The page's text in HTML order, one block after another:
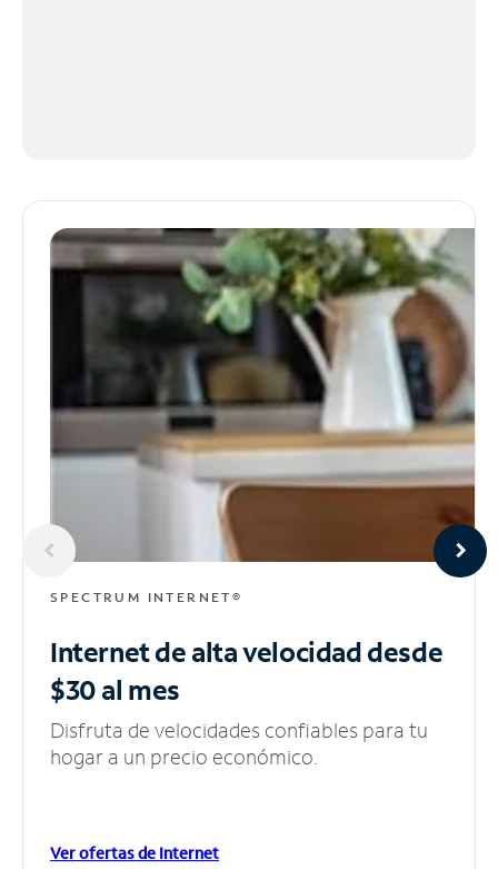
SPECTRUM INTERNET®
Internet de alta velocidaddesde
$30 al mes
Disfruta de velocidades confiables para tu
hogar a un precio económico.
Ver ofertas de Internet